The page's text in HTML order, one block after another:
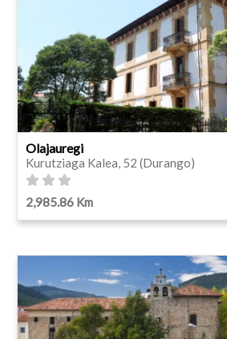
Olajauregi
Kurutziaga Kalea, 52 (Durango)
2,985.86 Km